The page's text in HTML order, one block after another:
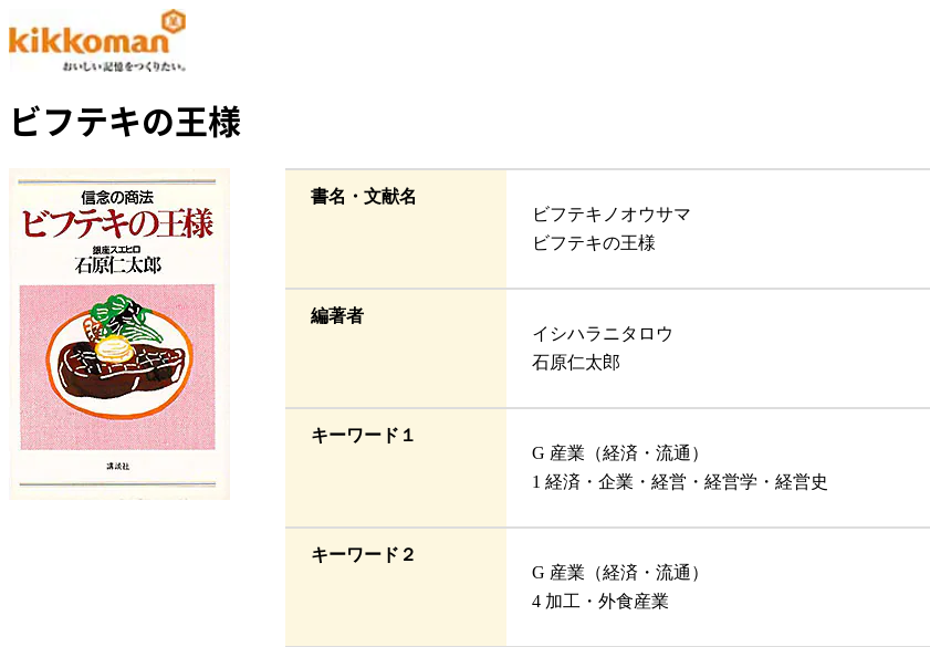
ビフテキの王様
書名・文献名
ビフテキノオウサマ
ビフテキの王様
編著者
イシハラニタロウ
石原仁太郎
キーワード１
G 産業（経済・流通）
1 経済・企業・経営・経営学・経営史
キーワード２
G 産業（経済・流通）
4 加工・外食産業